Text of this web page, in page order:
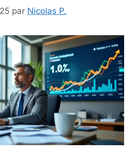
par Nicolas P.